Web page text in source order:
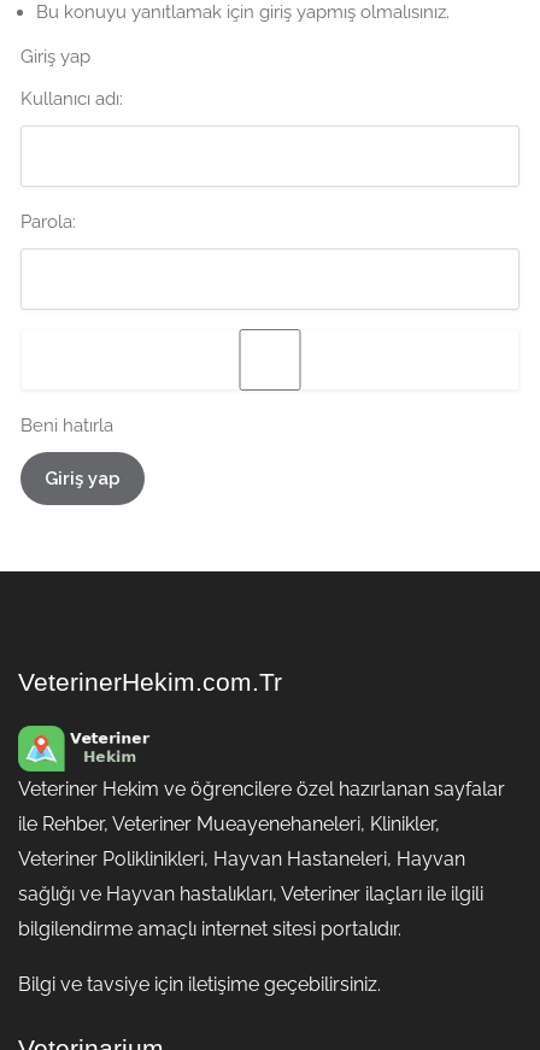
Bu konuyu yanıtlamak için giriş yapmış olmalısınız.
Giriş yap
Kullanıcı adı:
Parola:
Beni hatırla
Giriş yap
VeterinerHekim.com.Tr
Veteriner Hekim ve öğrencilere özel hazırlanan sayfalar
ile Rehber, Veteriner Mueayenehaneleri, Klinikler,
Veteriner Poliklinikleri, Hayvan Hastaneleri, Hayvan
sağlığı ve Hayvan hastalıkları, Veteriner ilaçları ile ilgili
bilgilendirme amaçlı internet sitesi portalıdır.
Bilgi ve tavsiye için iletişime geçebilirsiniz.